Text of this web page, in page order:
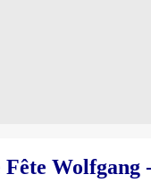
Wolfgang